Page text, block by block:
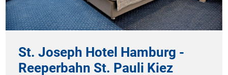
St. Joseph Hotel Hamburg -
Reeperbahn St. Pauli Kiez